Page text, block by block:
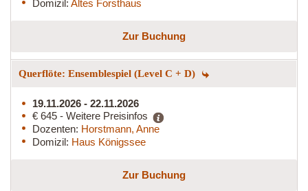
Domizil: Altes Forsthaus
Zur Buchung
Querflöte: Ensemblespiel (Level C + D)
19.11.2026 - 22.11.2026
€ 645 - Weitere Preisinfos
Dozenten: Horstmann, Anne
Domizil: Haus Königssee
Zur Buchung